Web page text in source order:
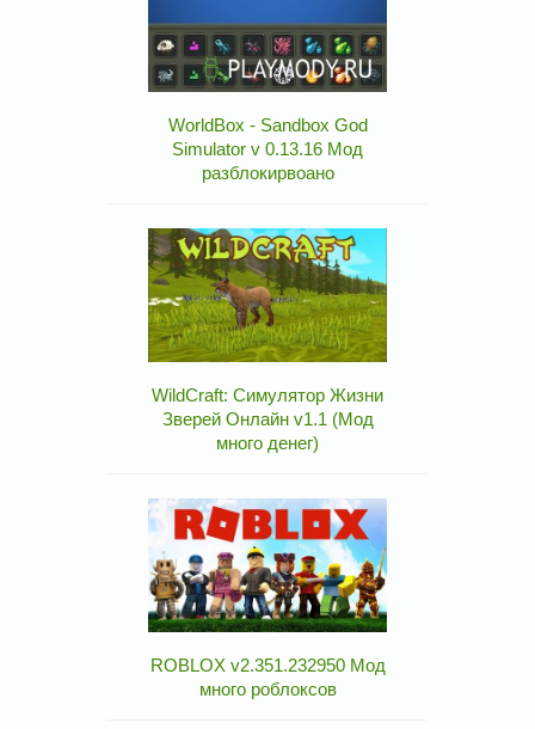
WorldBox - Sandbox God
Simulator v 0.13.16 Мод
разблокирвоано
WildCraft: Симулятор Жизни
Зверей Онлайн v1.1 (Мод
много денег)
ROBLOX v2.351.232950 Мод
много роблоксов